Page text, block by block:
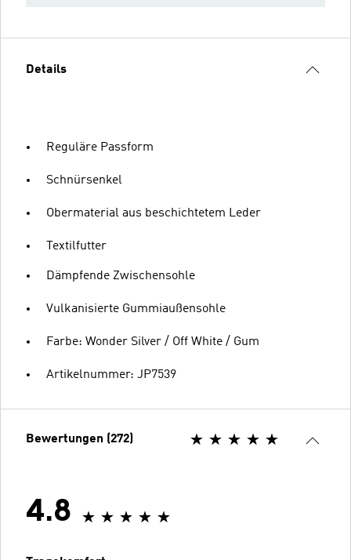
Details
Reguläre Passform
Schnürsenkel
Obermaterial aus beschichtetem Leder
Textilfutter
Dämpfende Zwischensohle
Vulkanisierte Gummiaußensohle
Farbe: Wonder Silver / Off White / Gum
Artikelnummer: JP7539
Bewertungen (272)
4.8